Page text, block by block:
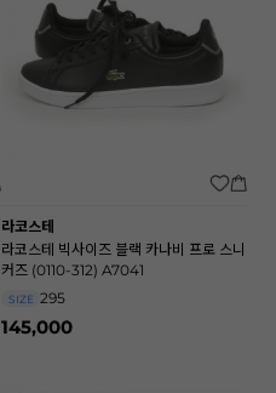
라코스테
라코스테 빅사이즈 블랙 카나비 프로 스니
커즈 (0110-312) A7041
SIZE 295
145,000